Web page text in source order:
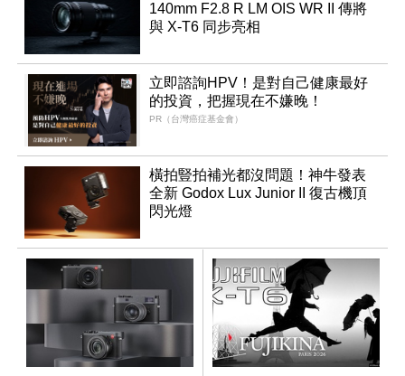
140mm F2.8 R LM OIS WR II 傳將
與 X-T6 同步亮相
立即諮詢HPV！是對自己健康最好
的投資，把握現在不嫌晚！
PR（台灣癌症基金會）
橫拍豎拍補光都沒問題！神牛發表
全新 Godox Lux Junior II 復古機頂
閃光燈